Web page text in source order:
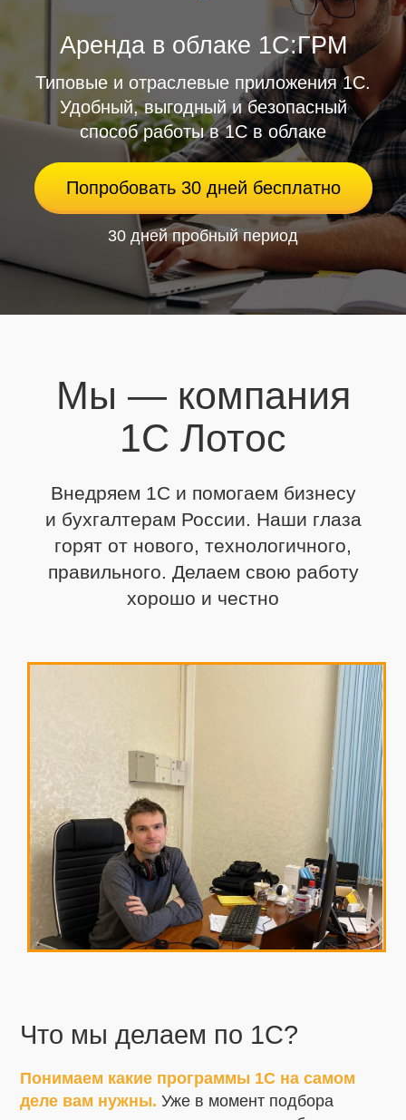
Аренда в облаке 1С:ГРМ
Типовые и отраслевые приложения 1С.
Удобный, выгодный и безопасный
способ работы в 1С в облаке
Попробовать 30 дней бесплатно
30 дней пробный период
Мы — компания
1С Лотос
Внедряем 1С и помогаем бизнесу
и бухгалтерам России. Наши глаза
горят от нового, технологичного,
правильного. Делаем свою работу
хорошо и честно
Что мы делаем по 1С?
Понимаем какие программы 1С на самом
деле вам нужны. Уже в момент подбора